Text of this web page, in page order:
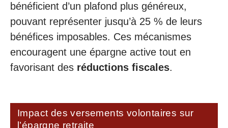
bénéficient d’un plafond plus généreux,
pouvant représenter jusqu’à 25 % de leurs
bénéfices imposables. Ces mécanismes
encouragent une épargne active tout en
favorisant des réductions fiscales.
Impact des versements volontaires sur
l’épargne retraite